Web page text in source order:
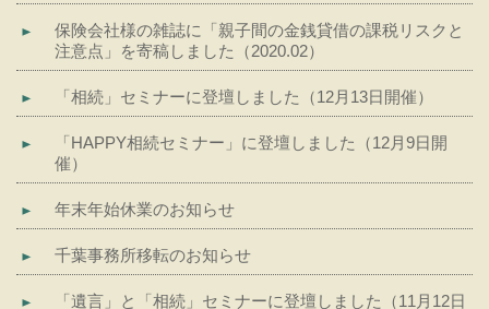
保険会社様の雑誌に「親子間の金銭貸借の課税リスクと
注意点」を寄稿しました（2020.02）
「相続」セミナーに登壇しました（12月13日開催）
「HAPPY相続セミナー」に登壇しました（12月9日開
催）
年末年始休業のお知らせ
千葉事務所移転のお知らせ
「遺言」と「相続」セミナーに登壇しました（11月12日